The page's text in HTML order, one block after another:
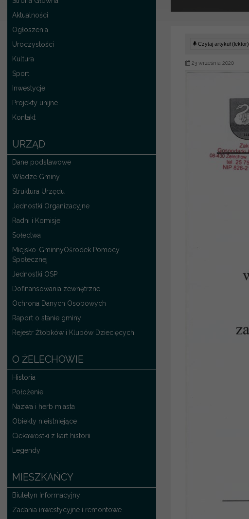
Aktualności
Ogłoszenia
Uroczystości
Kultura
Sport
Inwestycje
Projekty unijne
Kontakt
URZĄD
Dane podstawowe
Władze Gminy
Struktura Urzędu
Jednostki Organizacyjne
Radni i Komisje
Sołectwa
Miejsko-GminnyOśrodek Pomocy
Społecznej
Jednostki OSP
Dofinansowania zewnętrzne
Ochrona Danych Osobowych
Raport o stanie gminy
Rejestr Żłobków i Klubów Dziecięcych
O ŻELECHOWIE
Historia
Położenie
Nazwa i herb miasta
Obiekty nieistniejące
Ciekawostki z kart historii
Legendy
MIESZKAŃCY
Biuletyn Informacyjny
Zadania inwestycyjne i remontowe
Czytaj artykuł (lektor)
23 września 2020